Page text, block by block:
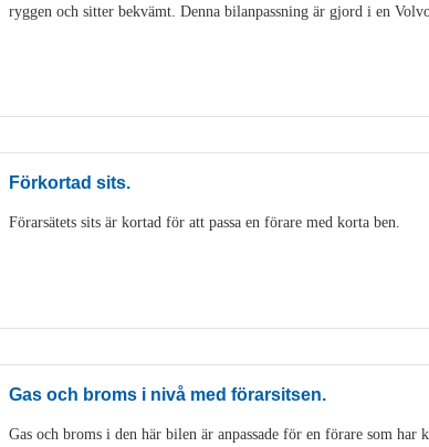
ryggen och sitter bekvämt. Denna bilanpassning är gjord i en
Förkortad sits.
Förarsätets sits är kortad för att passa en förare med korta ben.
Gas och broms i nivå med förarsitsen.
Gas och broms i den här bilen är anpassade för en förare som